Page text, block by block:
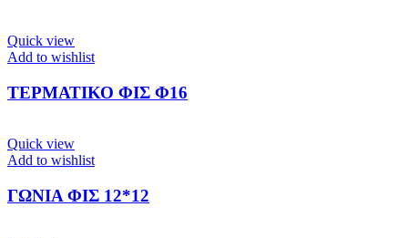
Quick view
Add to wishlist
ΤΕΡΜΑΤΙΚΟ ΦΙΣ Φ16
Quick view
Add to wishlist
ΓΩΝΙΑ ΦΙΣ 12*12